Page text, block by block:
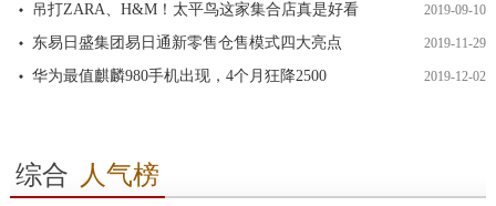
吊打ZARA、H&M！太平鸟这家集合店真是好看 2019-09-10
东易日盛集团易日通新零售仓售模式四大亮点 2019-11-29
华为最值麒麟980手机出现，4个月狂降2500 2019-12-02
综合 人气榜